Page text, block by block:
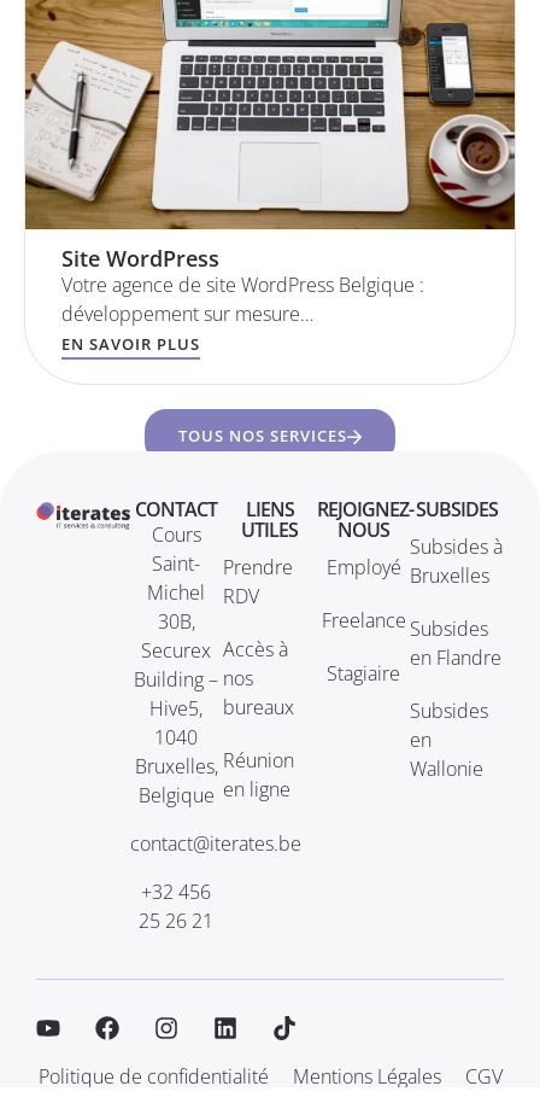
Site WordPress
Votre agence de site WordPress Belgique :
développement sur mesure…
EN SAVOIR PLUS
TOUS NOS SERVICES
CONTACT
Cours
Saint-
Michel
30B,
Securex
Building –
Hive5,
1040
Bruxelles,
Belgique
contact@iterates.be
+32 456
25 26 21
LIENS
UTILES
Prendre
RDV
Accès à
nos
bureaux
Réunion
en ligne
REJOIGNEZ-
NOUS
Employé
Freelance
Stagiaire
SUBSIDES
Subsides à
Bruxelles
Subsides
en Flandre
Subsides
en
Wallonie
Politique de confidentialité Mentions Légales CGV